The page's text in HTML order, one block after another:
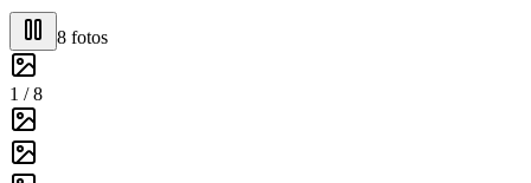
8 fotos
1 /8